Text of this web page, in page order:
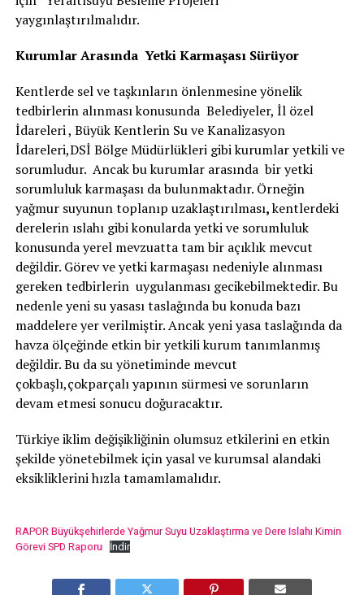
yaygınlaştırılmalıdır.
Kurumlar Arasında Yetki Karmaşası Sürüyor
Kentlerde sel ve taşkınların önlenmesine yönelik
tedbirlerin alınması konusunda Belediyeler, İl özel
İdareleri , Büyük Kentlerin Su ve Kanalizasyon
İdareleri,DSİ Bölge Müdürlükleri gibi kurumlar yetkili ve
sorumludur. Ancak bu kurumlar arasında bir yetki
sorumluluk karmaşası da bulunmaktadır. Örneğin
yağmur suyunun toplanıp uzaklaştırılması,kentlerdeki
derelerin ıslahı gibi konularda yetki ve sorumluluk
konusunda yerel mevzuatta tam bir açıklık mevcut
değildir. Görev ve yetki karmaşası nedeniyle alınması
gereken tedbirlerin uygulanması gecikebilmektedir. Bu
nedenle yeni su yasası taslağında bu konuda bazı
maddelere yer verilmiştir. Ancak yeni yasa taslağında da
havza ölçeğinde etkin bir yetkili kurum tanımlanmış
değildir. Bu da su yönetiminde mevcut
çokbaşlı,çokparçalı yapının sürmesi ve sorunların
devam etmesi sonucu doğuracaktır.
Türkiye iklim değişikliğinin olumsuz etkilerini en etkin
şekilde yönetebilmek için yasal ve kurumsal alandaki
eksikliklerini hızla tamamlamalıdır.
RAPOR Büyükşehirlerde Yağmur Suyu Uzaklaştırma ve Dere Islahı Kimin
Görevi SPD Raporu
İndir